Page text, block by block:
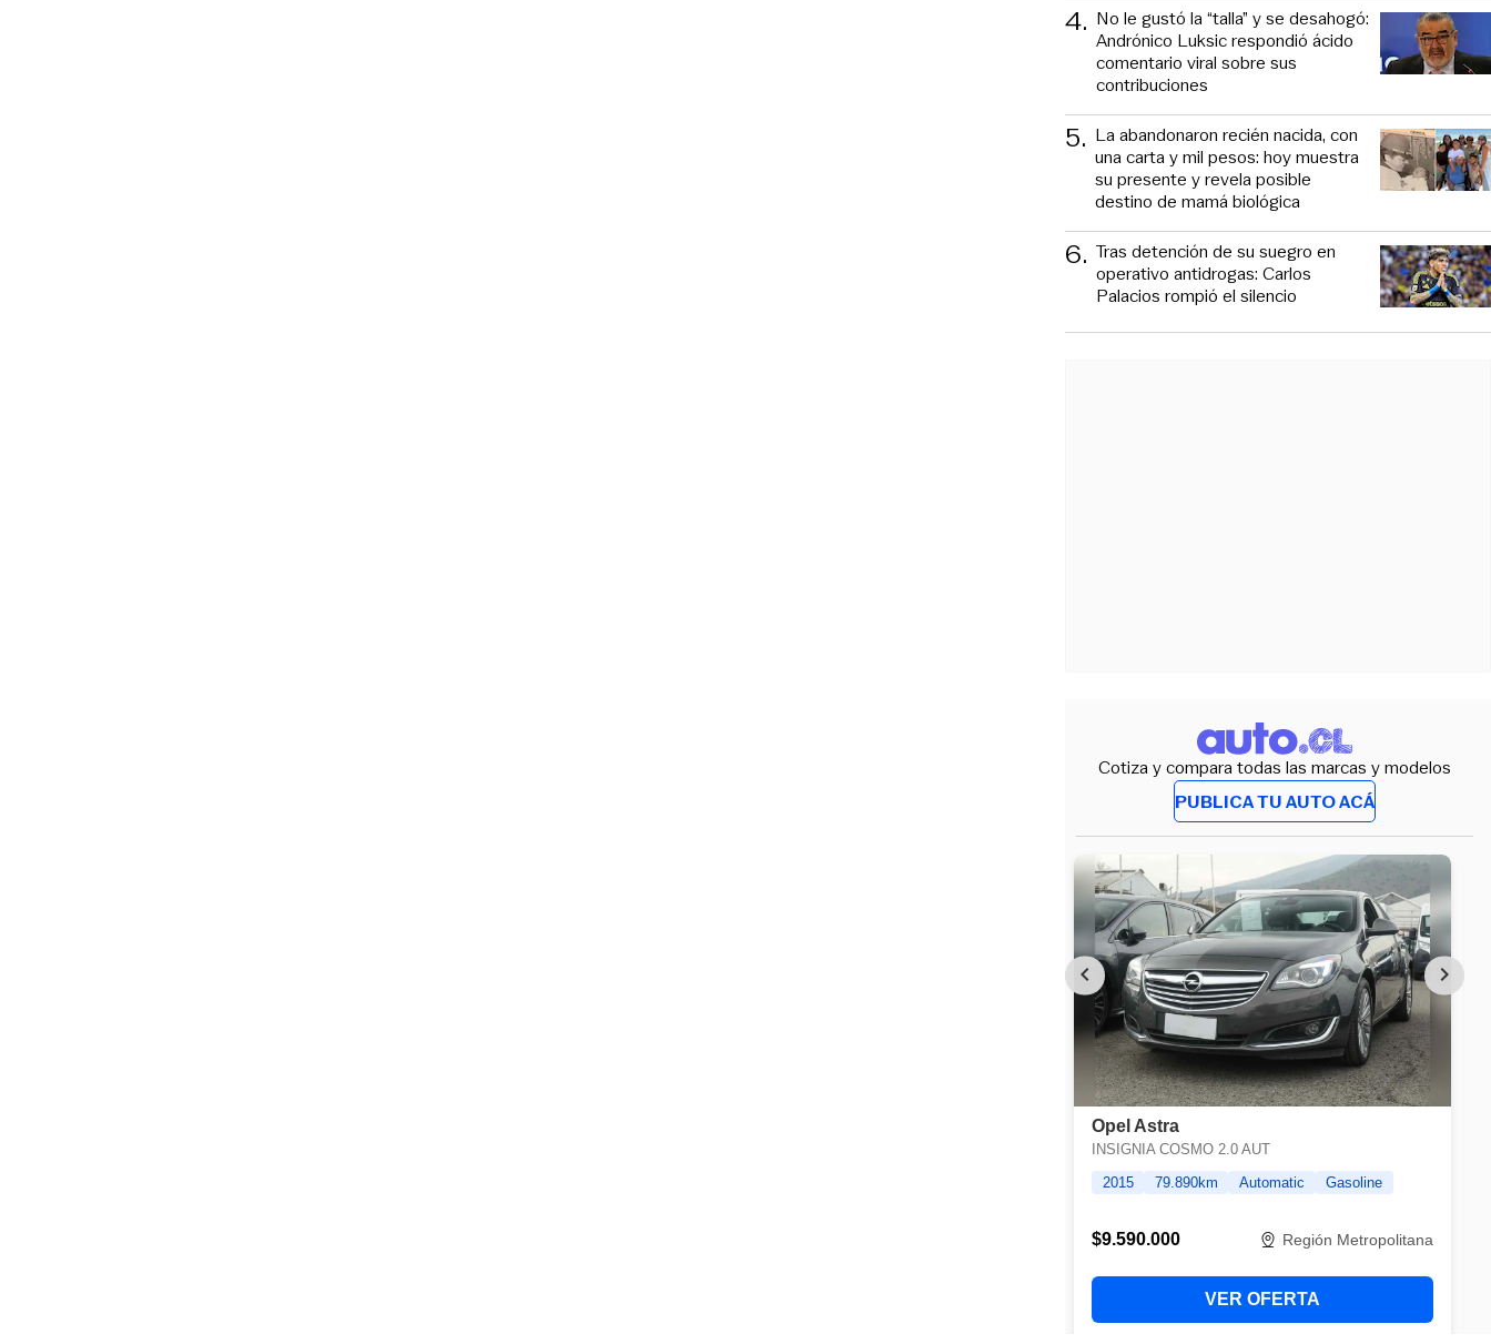
4. No le gustó la “talla” y se desahogó:
Andrónico Luksic respondió ácido
comentario viral sobre sus
contribuciones
5. La abandonaron recién nacida, con
una carta y mil pesos: hoy muestra
su presente y revela posible
destino de mamá biológica
6. Tras detención de su suegro en
operativo antidrogas: Carlos
Palacios rompió el silencio
Cotiza y compara todas las marcas y modelos
PUBLICA TU AUTO ACÁ